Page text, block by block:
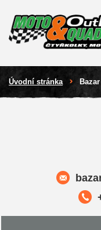
Úvodní stránka Bazar